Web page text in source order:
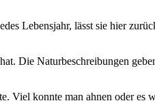
Lebensjahr, lässt sie hier
Die Naturbeschreibungen
Viel konnte man ahnen oder es